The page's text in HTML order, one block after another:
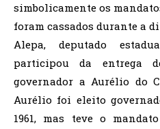
simbolicamente os
foram cassados durante a
Alepa, deputado
participou da entrega
governador a Aurélio do
Aurélio foi eleito
1961, mas teve o